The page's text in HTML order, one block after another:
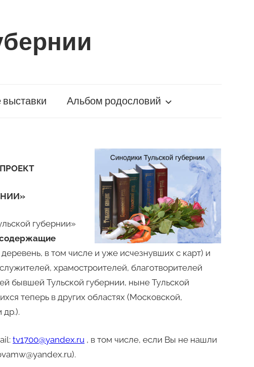
выставки Альбом родословий
губернии»
содержащие
в том числе и уже исчезнувших с карт) и
храмостроителей, благотворителей
бывшей Тульской губернии, ныне Тульской
теперь в других областях (Московской,
tv1700@yandex.ru , в том числе, если Вы не нашли